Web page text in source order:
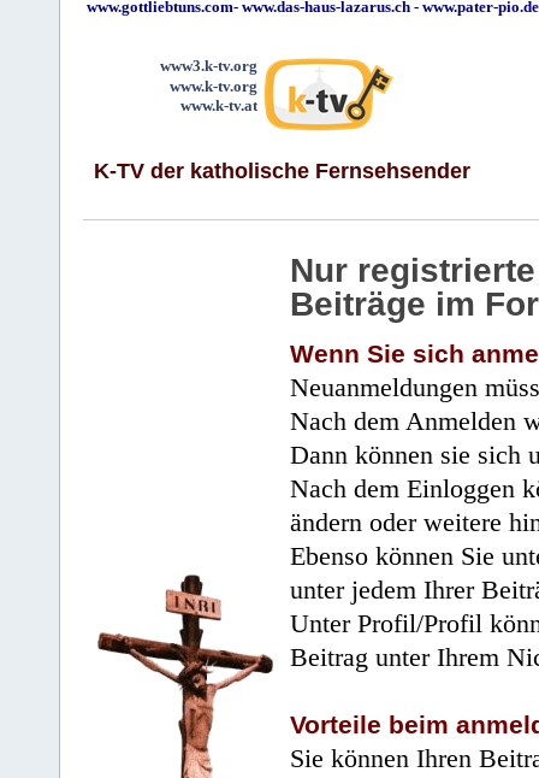
www.gottliebtuns.com- www.das-haus-lazarus.ch - www.pater-pio.de
www3.k-tv.org
www.k-tv.org
www.k-tv.at
K-TV der katholische Fernsehsender
Nur
Beiträge im
Wenn Sie sich
Neuanmeldungen
Nach dem Anmelden
Dann können sie sich
Nach dem Einloggen
ändern oder weitere
Ebenso können Sie
unter jedem Ihrer
Unter Profil/Profil
Beitrag unter Ihrem
Vorteile beim
Sie können Ihren